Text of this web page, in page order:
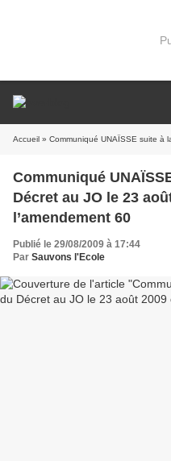
Accueil » Communiqué UNAÏSSE suite à la parution
Communiqué
Décret au JO le 23
l’amendement 60
Publié le 29/08/2009 à 17:44
Par Sauvons l'Ecole